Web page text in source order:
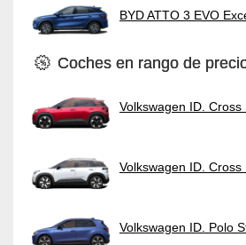
BYD ATTO 3 EVO
Coches en rango de
Volkswagen ID. Cross
Volkswagen ID.
Volkswagen ID. Polo